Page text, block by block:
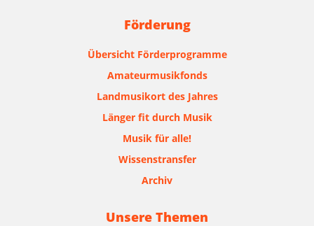
Förderung
Übersicht Förderprogramme
Amateurmusikfonds
Landmusikort des Jahres
Länger fit durch Musik
Musik für alle!
Wissenstransfer
Archiv
Unsere Themen